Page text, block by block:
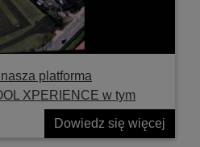
platforma
XPERIENCE w tym
Dowiedz się więcej